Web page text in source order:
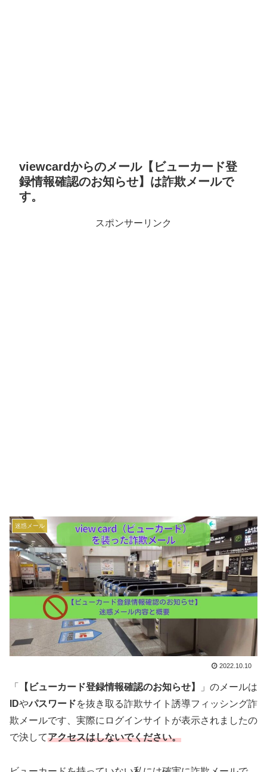
viewcardからのメール【ビューカード登
録情報確認のお知らせ】は詐欺メールで
す。
スポンサーリンク
迷惑メール
2022.10.10
「 【ビューカード登録情報確認のお知らせ】
」のメールは
IDやパスワードを抜き取る詐欺サイト誘導フィッシング詐
欺メールです、実際にログインサイトが表示されましたの
で決してアクセスはしないでください。